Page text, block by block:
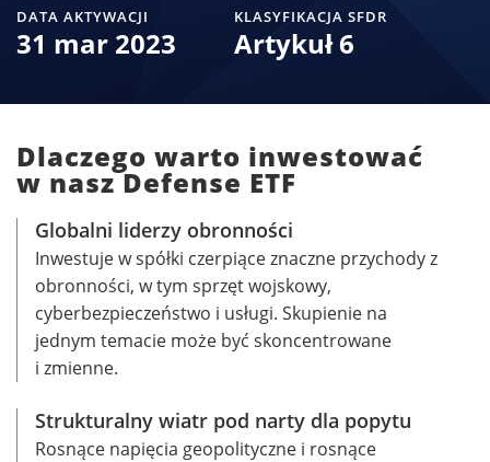
DATA AKTYWACJI
31 mar 2023
KLASYFIKACJA SFDR
Artykuł 6
Dlaczego warto inwestować
w nasz Defense ETF
Globalni liderzy obronności
Inwestuje w spółki czerpiące znaczne przychody z
obronności, w tym sprzęt wojskowy,
cyberbezpieczeństwo i usługi. Skupienie na
jednym temacie może być skoncentrowane
i zmienne.
Strukturalny wiatr pod narty dla popytu
Rosnące napięcia geopolityczne i rosnące